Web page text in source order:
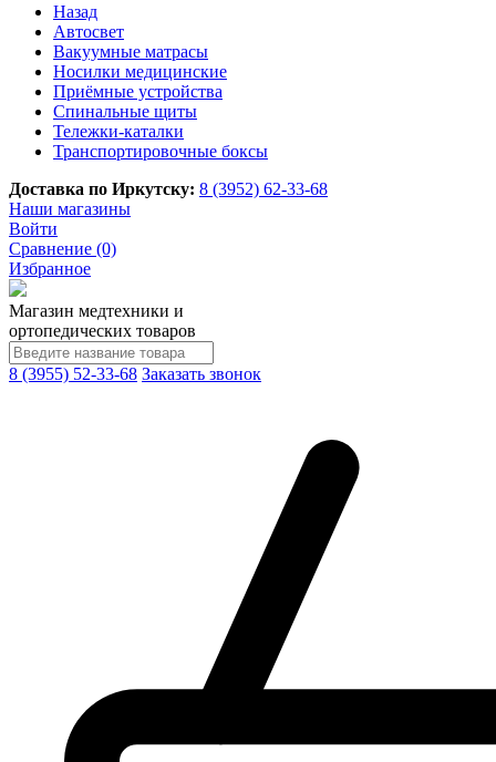
Назад
Автосвет
Вакуумные матрасы
Носилки медицинские
Приёмные устройства
Спинальные щиты
Тележки-каталки
Транспортировочные боксы
Доставка по Иркутску: 8 (3952) 62-33-68
Наши магазины
Войти
Сравнение (0)
Избранное
Магазин медтехники и
ортопедических товаров
8 (3955) 52-33-68 Заказать звонок